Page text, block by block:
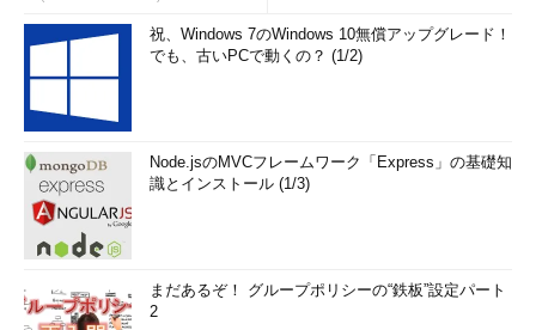
祝、Windows 7のWindows 10無償アップグレード！
でも、古いPCで動くの？ (1/2)
Node.jsのMVCフレームワーク「Express」の基礎知
識とインストール (1/3)
まだあるぞ！ グループポリシーの“鉄板”設定パート
2